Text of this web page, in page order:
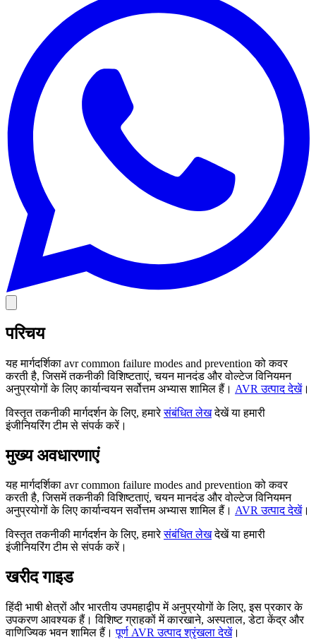
परिचय
यह मार्गदर्शिका avr common failure modes and prevention को कवर
करती है, जिसमें तकनीकी विशिष्टताएं, चयन मानदंड और वोल्टेज विनियमन
अनुप्रयोगों के लिए कार्यान्वयन सर्वोत्तम अभ्यास शामिल हैं। AVR उत्पाद देखें।
विस्तृत तकनीकी मार्गदर्शन के लिए, हमारेसंबंधित लेखदेखें या हमारी
इंजीनियरिंग टीम से संपर्क करें।
मुख्य अवधारणाएं
यह मार्गदर्शिका avr common failure modes and prevention को कवर
करती है, जिसमें तकनीकी विशिष्टताएं, चयन मानदंड और वोल्टेज विनियमन
अनुप्रयोगों के लिए कार्यान्वयन सर्वोत्तम अभ्यास शामिल हैं। AVR उत्पाद देखें।
विस्तृत तकनीकी मार्गदर्शन के लिए, हमारेसंबंधित लेखदेखें या हमारी
इंजीनियरिंग टीम से संपर्क करें।
खरीद गाइड
हिंदी भाषी क्षेत्रों और भारतीय उपमहाद्वीप में अनुप्रयोगों के लिए, इस प्रकार के
उपकरण आवश्यक हैं। विशिष्ट ग्राहकों में कारखाने, अस्पताल, डेटा केंद्र और
वाणिज्यिक भवन शामिल हैं।पूर्ण AVR उत्पाद श्रृंखला देखें।